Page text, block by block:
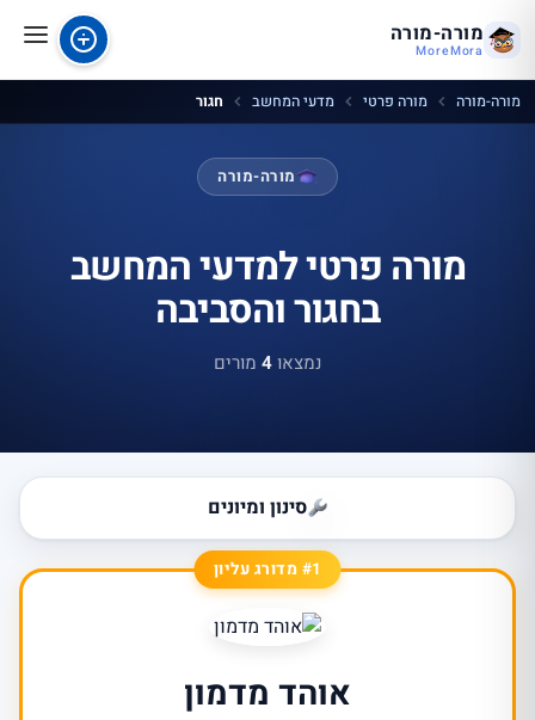
מורה-מורה
MoreMora
מורה-מורה מורה פרטי מדעי המחשב חגור
מורה-מורה
מורה פרטי למדעי המחשב
בחגור והסביבה
נמצאו4 מורים
סינון ומיונים
#1 מדורג עליון
אוהד מדמון